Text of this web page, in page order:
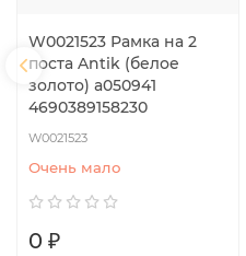
W0021523 Рамка на 2
поста Antik (белое
золото) a050941
4690389158230
W0021523
Очень мало
0 ₽